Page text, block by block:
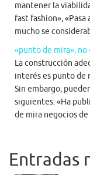
mantener la
fast fashion»,
mucho se
«punto de mira», no
La construcción
interés es punto de
Sin embargo,
siguientes: «Ha
de mira negocios
Entradas